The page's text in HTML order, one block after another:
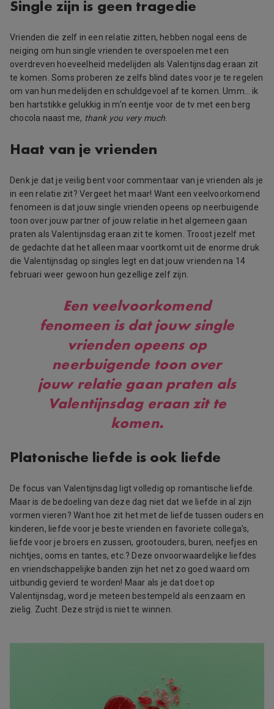
Single zijn is geen tragedie
Vrienden die zelf in een relatie zitten, hebben nogal eens de
neiging om hun single vrienden te overspoelen met een
overdreven hoeveelheid medelijden als Valentijnsdag eraan zit
te komen. Soms proberen ze zelfs blind dates voor je te regelen
om van hun medelijden en schuldgevoel af te komen. Umm… ik
ben hartstikke gelukkig in m’n eentje voor de tv met een berg
chocola naast me, thank you very much
Haat van je vrienden
Denk je dat je veilig bent voor commentaar van je vrienden als je
in een relatie zit? Vergeet het maar! Want een veelvoorkomend
fenomeen is dat jouw single vrienden opeens op neerbuigende
toon over jouw partner of jouw relatie in het algemeen gaan
praten als Valentijnsdag eraan zit te komen. Troost jezelf met
de gedachte dat het alleen maar voortkomt uit de enorme druk
die Valentijnsdag op singles legt en dat jouw vrienden na 14
februari weer gewoon hun gezellige zelf zijn.
Een veelvoorkomend
fenomeen is dat jouw single
vrienden opeens op
neerbuigende toon over
jouw relatie gaan praten als
Valentijnsdag eraan zit te
komen.
Platonische liefde is ook liefde
De focus van Valentijnsdag ligt volledig op romantische liefde.
Maar is de bedoeling van deze dag niet dat we liefde in al zijn
vormen vieren? Want hoe zit het met de liefde tussen ouders en
kinderen, liefde voor je beste vrienden en favoriete collega’s,
liefde voor je broers en zussen, grootouders, buren, neefjes en
nichtjes, ooms en tantes, etc.? Deze onvoorwaardelijke liefdes
en vriendschappelijke banden zijn het net zo goed waard om
uitbundig gevierd te worden! Maar als je dat doet op
Valentijnsdag, word je meteen bestempeld als eenzaam en
zielig. Zucht. Deze strijd is niet te winnen.